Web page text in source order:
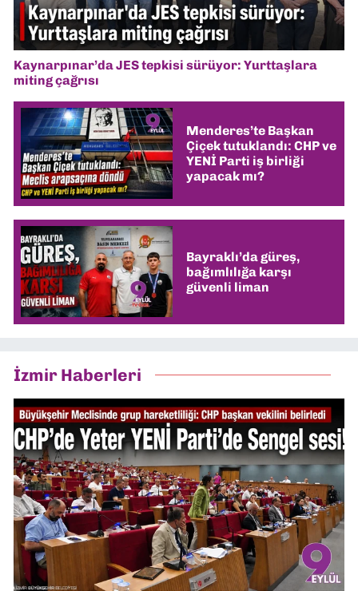
Kaynarpınar’da JES tepkisi sürüyor: Yurttaşlara
miting çağrısı
Menderes’te Başkan
Çiçek tutuklandı: CHP ve
YENİ Parti iş birliği
yapacak mı?
Bayraklı’da güreş,
bağımlılığa karşı
güvenli liman
İzmir Haberleri